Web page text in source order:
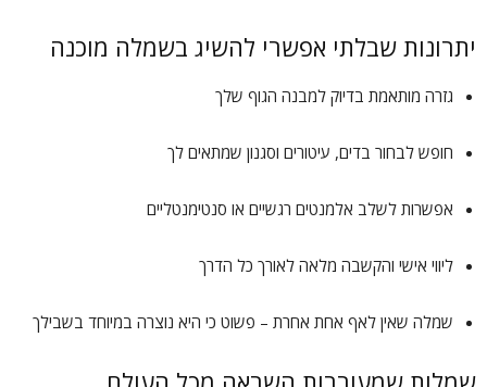
יתרונות שבלתי אפשרי להשיג בשמלה מוכנה
גזרה מותאמת בדיוק למבנה הגוף שלך
חופש לבחור בדים, עיטורים וסגנון שמתאים לך
אפשרות לשלב אלמנטים רגשיים או סנטימנטליים
ליווי אישי והקשבה מלאה לאורך כל הדרך
שמלה שאין לאף אחת אחרת – פשוט כי היא נוצרה במיוחד בשבילך